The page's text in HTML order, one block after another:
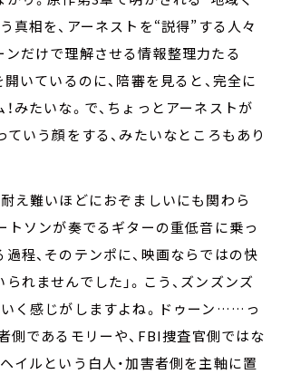
真相を、アーネストを“説得”する人々
ンだけで理解させる情報整理力たる
開いているのに、陪審を見ると、完全に
みたいな。で、ちょっとアーネストが
ていう顔をする、みたいなところもあり
耐え難いほどにおぞましいにも関わら
トソンが奏でるギターの重低音に乗っ
程、そのテンポに、映画ならではの快
れませんでした」。こう、ズンズンズ
いく感じがしますよね。ドゥーン……っ
側であるモリーや、FBI捜査官側ではな
イルという白人・加害者側を主軸に置